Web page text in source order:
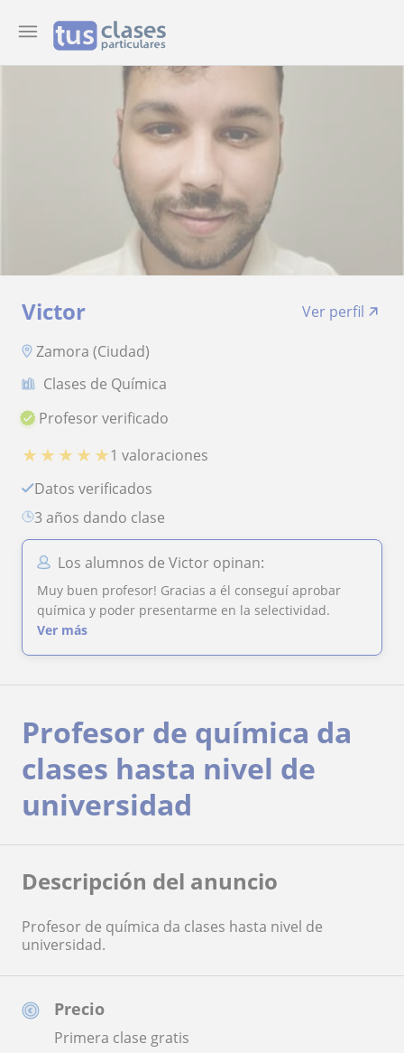
Victor
Ver perfil
Zamora (Ciudad)
Clases de Química
Profesor verificado
★ ★ ★ ★ ★1 valoraciones
Datos verificados
3 años dando clase
Los alumnos de Victor opinan:
Muy buen profesor! Gracias a él conseguí aprobar
química y poder presentarme en la selectividad.
Ver más
Precio
Primera clase gratis
Profesor de química da
clases hasta nivel de
universidad
Descripción del anuncio
Profesor de química da clases hasta nivel de
universidad.